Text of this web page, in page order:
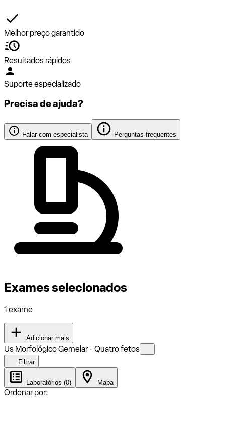
Melhor preço garantido
Resultados rápidos
Suporte especializado
Precisa de ajuda?
Falar com especialista Perguntas frequentes
Exames selecionados
1 exame
Adicionar mais
Us Morfológico Gemelar - Quatro fetos
Filtrar
Laboratórios (0) Mapa
Ordenar por: